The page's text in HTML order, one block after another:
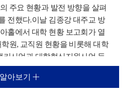
주요 현황과 발전 방향을 살펴
전했다.이날 김종강 대주교 방
홀에서 대학 현황 보고회가 열
원, 교직원 현황을 비롯해 대학
커사업과 대학혁신지원사업 등
유학생 지원 현황에 대한 보고
리 대학이 교육환경 변화에 대
아보기